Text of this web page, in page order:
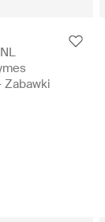
Zabawki